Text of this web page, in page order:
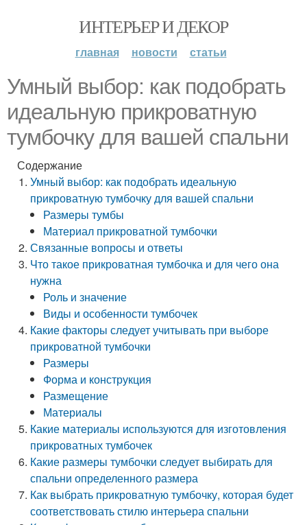
ИНТЕРЬЕР И ДЕКОР
главная новости статьи
Умный выбор: как подобрать
идеальную прикроватную
тумбочку для вашей спальни
Содержание
Умный выбор: как подобрать идеальную
прикроватную тумбочку для вашей спальни
Размеры тумбы
Материал прикроватной тумбочки
Связанные вопросы и ответы
Что такое прикроватная тумбочка и для чего она
нужна
Роль и значение
Виды и особенности тумбочек
Какие факторы следует учитывать при выборе
прикроватной тумбочки
Размеры
Форма и конструкция
Размещение
Материалы
Какие материалы используются для изготовления
прикроватных тумбочек
Какие размеры тумбочки следует выбирать для
спальни определенного размера
Как выбрать прикроватную тумбочку, которая будет
соответствовать стилю интерьера спальни